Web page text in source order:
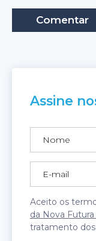
Assine
Aceito os
da Nova
tratamento